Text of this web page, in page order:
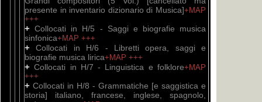
presente in inventario dizionario di Musica]+MAP
+++
+Collocati in H/5 - Saggi e biografie musica
sinfonica+MAP +++
+Collocati in H/6 - Libretti opera, saggi e
biografie musica lirica+MAP +++
+Collocati in H/7 - Linguistica e folklore+MAP
+++
+ Collocati in H/8 - Grammatiche [e saggistica e
storia] italiano, francese, inglese, spagnolo,